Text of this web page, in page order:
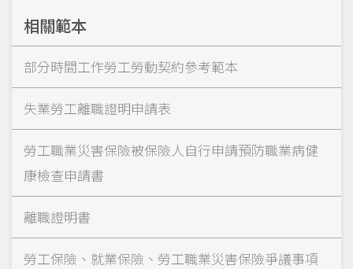
相關範本
部分時間工作勞工勞動契約參考範本
失業勞工離職證明申請表
勞工職業災害保險被保險人自行申請預防職業病健
康檢查申請書
離職證明書
勞工保險、就業保險、勞工職業災害保險爭議事項